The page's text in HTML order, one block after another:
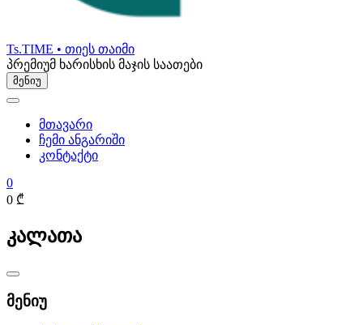
Ts.TIME • თიეს თაიმი
პრემიუმ ხარისხის მაჯის საათები
მენიუ
მთავარი
ჩემი ანგარიში
კონტაქტი
0
0 ₾
კალათა
Catalog
Menu
მენიუ